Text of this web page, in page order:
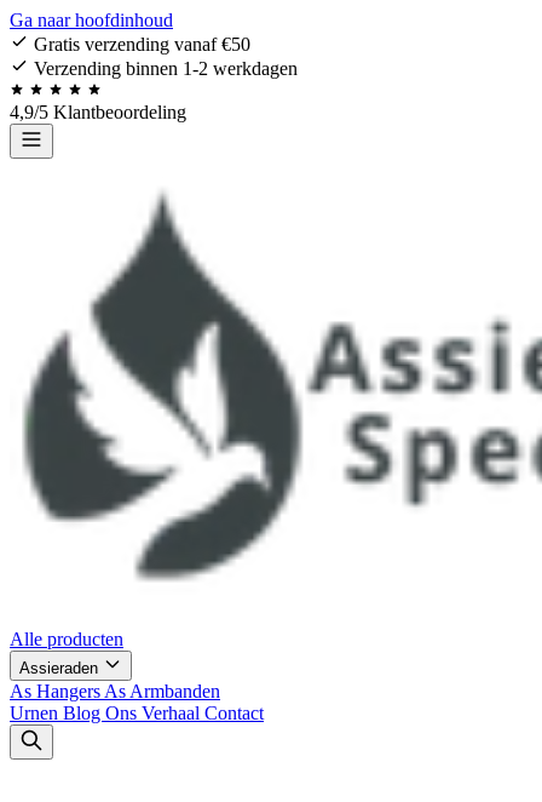
Ga naar hoofdinhoud
Gratis verzending vanaf €50
Verzending binnen 1-2 werkdagen
4,9/5 Klantbeoordeling
Alle producten
Assieraden
As Hangers As Armbanden
Urnen Blog Ons Verhaal Contact